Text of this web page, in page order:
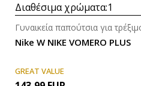
Διαθέσιμα χρώματα:1
Nike W NIKE VOMERO PLUS
Γυναικεία παπούτσια για
GREAT VALUE